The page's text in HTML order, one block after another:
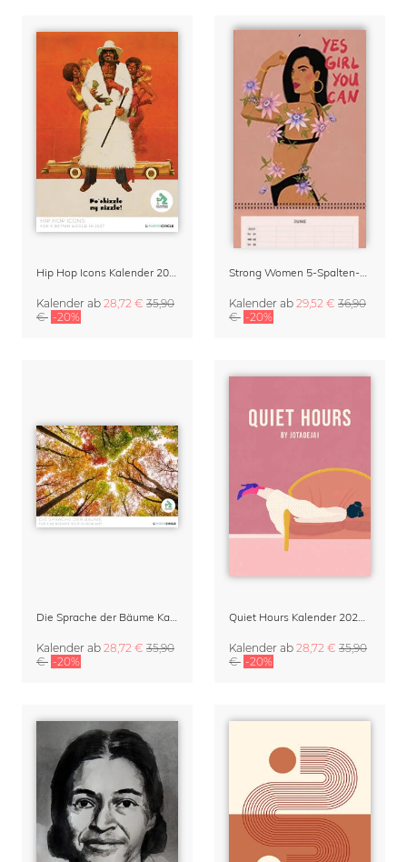
Hip Hop Icons Kalender 2027
Kalender ab 28,72 € 35,90
€ -20%
Strong Women 5-Spalten-Planer & Klappkalender 2027
Kalender ab 29,52 € 36,90
€ -20%
Die Sprache der Bäume Kalender 2027
Kalender ab 28,72 € 35,90
€ -20%
Quiet Hours Kalender 2027 | Verträumte Illustrationen von Jota del Jai
Kalender ab 28,72 € 35,90
€ -20%